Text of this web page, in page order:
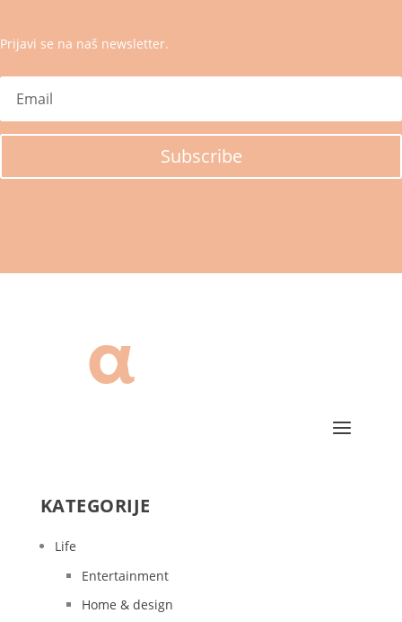
Prijavi se na naš newsletter.
Subscribe
KATEGORIJE
Life
Entertainment
Home & design